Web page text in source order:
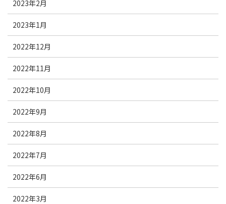
2023年2月
2023年1月
2022年12月
2022年11月
2022年10月
2022年9月
2022年8月
2022年7月
2022年6月
2022年3月